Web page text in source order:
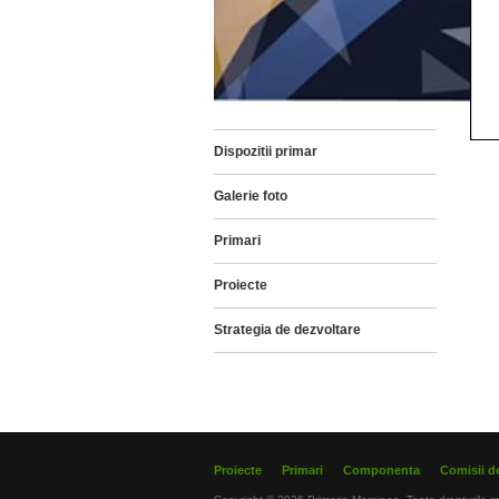
Dispozitii primar
Galerie foto
Primari
Proiecte
Strategia de dezvoltare
Proiecte Primari Componenta Comisii